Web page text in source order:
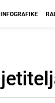
INFOGRAFIKE